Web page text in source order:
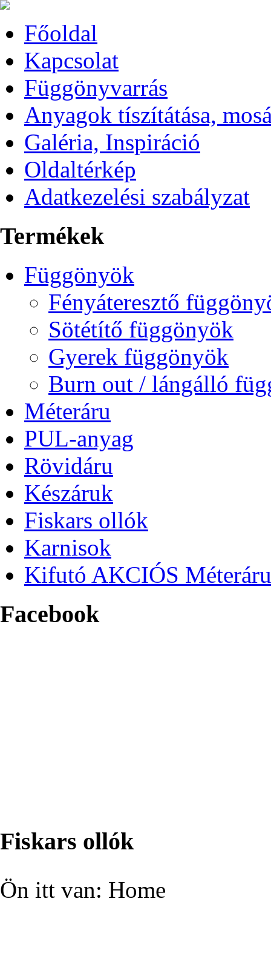
Főoldal
Kapcsolat
Függönyvarrás
Anyagok tíszítátása,
Galéria, Inspiráció
Oldaltérkép
Adatkezelési szabályzat
Termékek
Függönyök
Fényáteresztő
Sötétítő függönyök
Gyerek függönyök
Burn out / lángálló
Méteráru
PUL-anyag
Rövidáru
Készáruk
Fiskars ollók
Karnisok
Kifutó AKCIÓS Méteráru
Facebook
Fiskars ollók
Ön itt van: Home